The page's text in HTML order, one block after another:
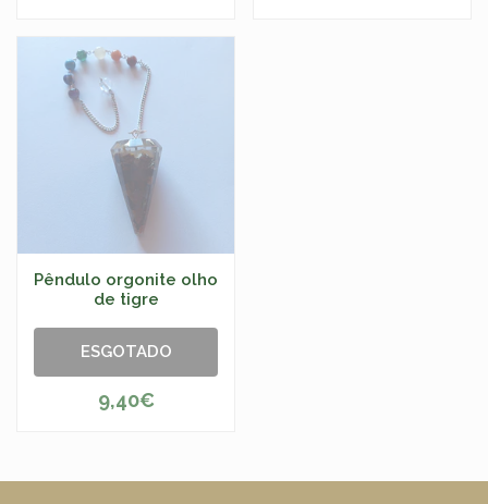
Pêndulo orgonite olho
de tigre
ESGOTADO
9,40€